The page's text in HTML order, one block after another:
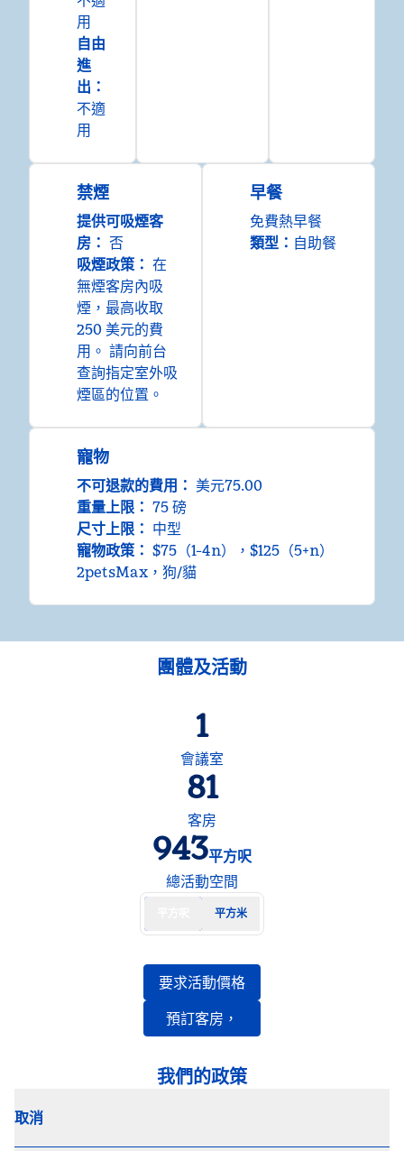
用
自由
進
出 ：
不適
用
禁煙
提供可吸煙客
房： 否
吸煙政策： 在
無煙客房內吸
煙，最高收取
250 美元的費
用。 請向前台
查詢指定室外吸
煙區的位置。
早餐
免費熱早餐
類型： 自助餐
寵物
不可退款的費用： 美元75.00
重量上限： 75 磅
尺寸上限： 中型
寵物政策： $75（1-4n），$125（5+n）
2petsMax，狗/貓
團體及活動
1
會議室
81
客房
943平方呎
平方呎
總活動空間
平方米
要求活動價格，
預訂客房，
我們的政策
取消